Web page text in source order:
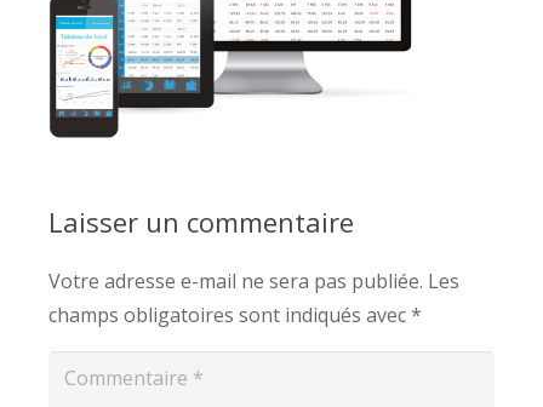
Laisser un commentaire
Votre adresse e-mail ne sera pas publiée. Les
champs obligatoires sont indiqués avec*